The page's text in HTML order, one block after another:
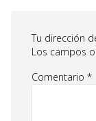
Tu dirección
Los campos
Comentario *